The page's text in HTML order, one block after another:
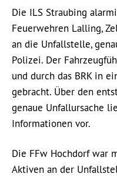
Die ILS Straubing
Feuerwehren Lalling,
an die Unfallstelle,
Polizei. Der
und durch das BRK in
gebracht. Über den
genaue Unfallursache
Informationen vor.
Die FFw Hochdorf war
Aktiven an der